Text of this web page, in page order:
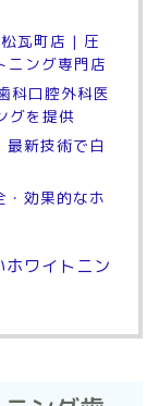
瓦町店 | 圧
ニング専門店
科口腔外科医
グを提供
新技術で白
効果的なホ
ワイトニン